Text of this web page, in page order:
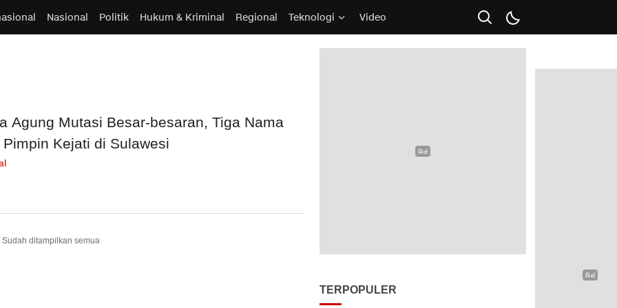
Nasional Politik Hukum & Kriminal Regional Teknologi Video
Agung Mutasi Besar-besaran, Tiga Nama
Pimpin Kejati di Sulawesi
Sudah ditampilkan semua
TERPOPULER